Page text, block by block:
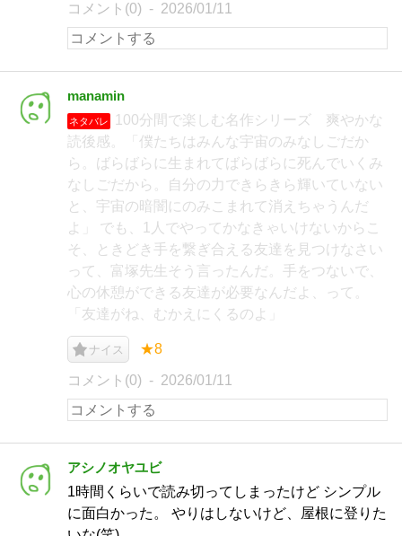
コメント(0) 2026/01/11
manamin
ネタバレ
100分間で楽しむ名作シリーズ 爽やかな
読後感。「僕たちはみんな宇宙のみなしごだか
ら。ばらばらに生まれてばらばらに死んでいくみ
なしごだから。自分の力できらきら輝いていない
と、宇宙の暗闇にのみこまれて消えちゃうんだ
よ」 でも、1人でやってかなきゃいけないからこ
そ、ときどき手を繋ぎ合える友達を見つけなさい
って、富塚先生そう言ったんだ。手をつないで、
心の休憩ができる友達が必要なんだよ、って。
「友達がね、むかえにくるのよ」
ナイス ★8
コメント(0) 2026/01/11
アシノオヤユビ
1時間くらいで読み切ってしまったけど シンプル
に面白かった。 やりはしないけど、屋根に登りた